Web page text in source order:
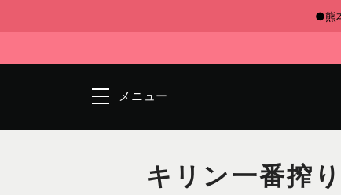
●熊
メニュー
キリン一番搾